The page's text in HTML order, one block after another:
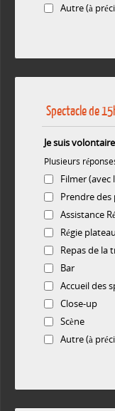
Autre (à
Spectacle de
Je suis
Plusieurs
Filmer (avec
Prendre
Assistance
Régie plateau
Repas de la
Bar
Accueil des
Close-up
Scène
Autre (à